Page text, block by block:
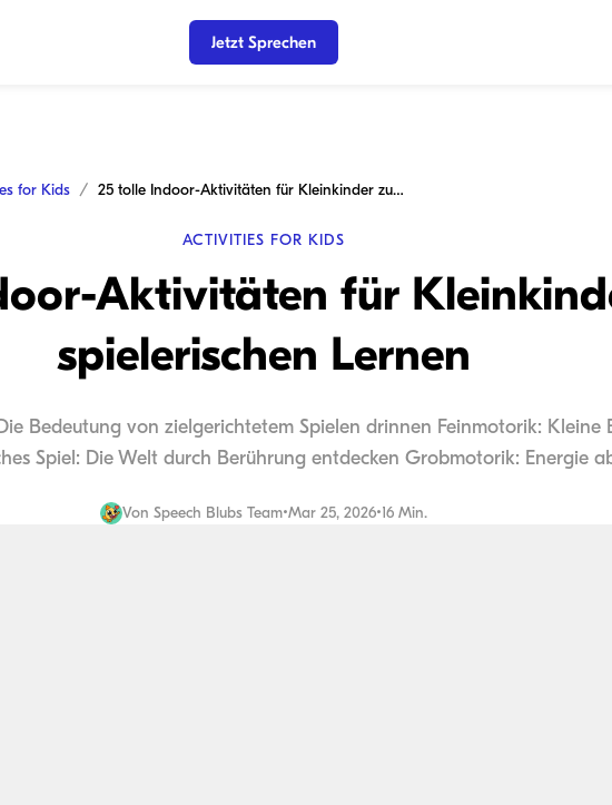
Jetzt Sprechen
for Kids 25 tolle Indoor-Aktivitäten für Kleinkinder zum spielerischen Lernen
ACTIVITIES FOR KIDS
Aktivitäten für
spielerischen Lernen
Bedeutung von zielgerichtetem Spielen drinnen Feinmotorik: Kleine
Spiel: Die Welt durch Berührung entdecken Grobmotorik: Energie
Von Speech Blubs Team•Mar 25, 2026•16 Min.